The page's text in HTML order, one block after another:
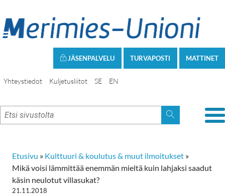
MATTINET
TURVAPOSTI
JÄSENPALVELU
Yhteystiedot Kuljetusliitot SE EN
Etusivu » Kulttuuri & koulutus & muut ilmoitukset »
Mikä voisi lämmittää enemmän mieltä kuin lahjaksi saadut
käsin neulotut villasukat?
21.11.2018